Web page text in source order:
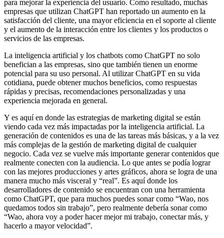
para mejorar la experiencia del usuario. Como resultado, muchas
empresas que utilizan ChatGPT han reportado un aumento en la
satisfacción del cliente, una mayor eficiencia en el soporte al cliente
y el aumento de la interacción entre los clientes y los productos o
servicios de las empresas.
La inteligencia artificial y los chatbots como ChatGPT no solo
benefician a las empresas, sino que también tienen un enorme
potencial para su uso personal. Al utilizar ChatGPT en su vida
cotidiana, puede obtener muchos beneficios, como respuestas
rápidas y precisas, recomendaciones personalizadas y una
experiencia mejorada en general.
Y es aquí en donde las estrategias de marketing digital se están
viendo cada vez más impactadas por la inteligencia artificial. La
generación de contenidos es una de las tareas más básicas, y a la vez
más complejas de la gestión de marketing digital de cualquier
negocio. Cada vez se vuelve más importante generar contenidos que
realmente conecten con la audiencia. Lo que antes se podía lograr
con las mejores producciones y artes gráficos, ahora se logra de una
manera mucho más visceral y “real”. Es aquí donde los
desarrolladores de contenido se encuentran con una herramienta
como ChatGPT, que para muchos puedes sonar como “Wao, nos
quedamos todos sin trabajo”, pero realmente debería sonar como
“Wao, ahora voy a poder hacer mejor mi trabajo, conectar más, y
hacerlo a mayor velocidad”.